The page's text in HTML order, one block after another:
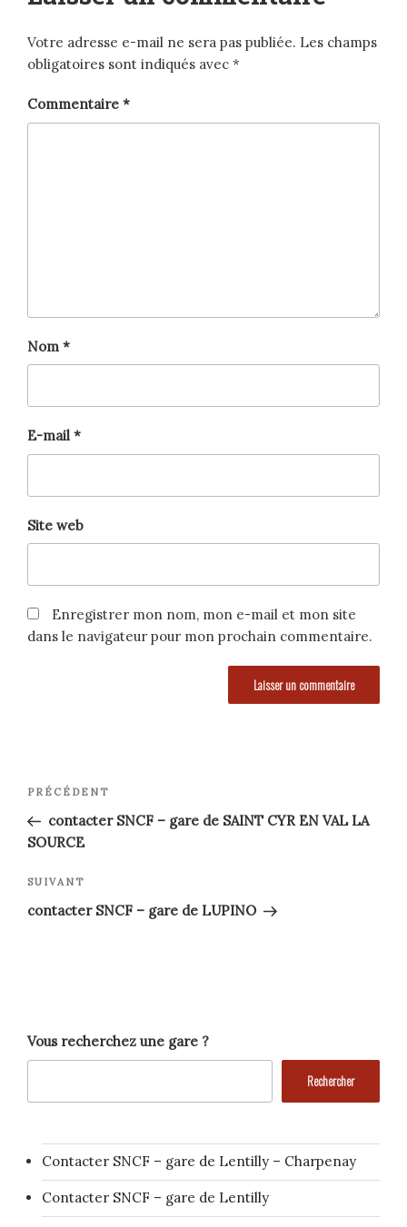
Votre adresse e-mail ne sera pas publiée. Les champs
obligatoires sont indiqués avec *
Commentaire *
Nom *
E-mail *
Site web
Enregistrer mon nom, mon e-mail et mon site
dans le navigateur pour mon prochain commentaire.
Navigation
de
l’article
Article
précédent
PRÉCÉDENT
contacter SNCF – gare de SAINT CYR EN VAL LA
SOURCE
Article
suivant
SUIVANT
contacter SNCF – gare de LUPINO
Vous recherchez une gare ?
Rechercher
Contacter SNCF – gare de Lentilly – Charpenay
Contacter SNCF – gare de Lentilly